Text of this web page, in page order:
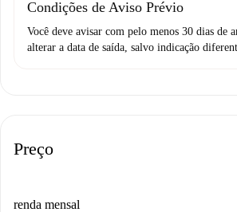
Condições de Aviso Prévio
Você deve avisar com pelo menos 30 dias de
alterar a data de saída, salvo indicação
Preço
renda mensal